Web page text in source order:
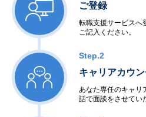
ご登録
転職支援サービスへ
ご記入ください。
Step.2
キャリアカウ
あなた専任のキャリ
話で面談をさせてい